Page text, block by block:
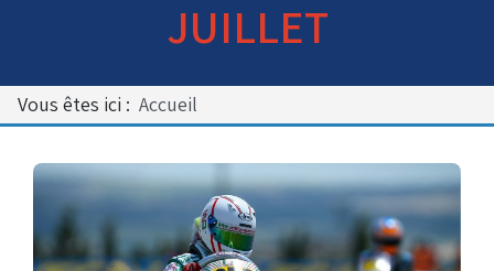
JUILLET
Vous êtes ici : Accueil
Les 50 ans du club
Vue aérienne
Accès au circuit